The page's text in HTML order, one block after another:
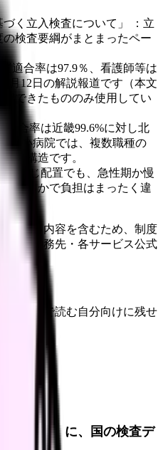
く立入検査について」 ：立
検査要綱がまとまったペー
適合率は97.9％、看護師等は
6月12日の解説報道です（本文
できたもののみ使用してい
適合率は近畿99.6%に対し北
中小病院では、複数職種の
い構造です。
：同じ配置でも、急性期か慢
いるかで負担はまったく違
響する内容を含むため、制度
関・勤務先・各サービス公式
い。
やあとで読む自分向けに残せ
文コピー
だけ？」に、国の検査デ